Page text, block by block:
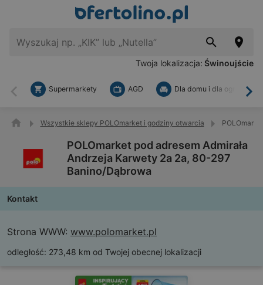
Twoja lokalizacja: Świnoujście
Wstecz
Supermarkety AGD Dla domu i dla ogrodu
Wszystkie sklepy POLOmarket i godziny otwarcia
POLOmarket pod adresem Admirała
Andrzeja Karwety 2a 2a, 80-297
Banino/Dąbrowa
Kontakt
Strona WWW: www.polomarket.pl
odległość: 273,48 km od Twojej obecnej lokalizacji